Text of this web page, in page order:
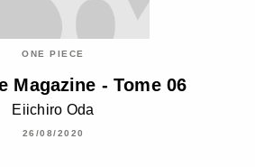
ONE PIECE
Magazine - Tome 06
Eiichiro Oda
26/08/2020